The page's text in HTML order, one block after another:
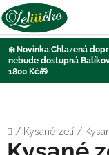
❄️ Novinka:Chlazená
nebude dostupná
1800 Kč🎁
Domů
/ Kysané zelí /